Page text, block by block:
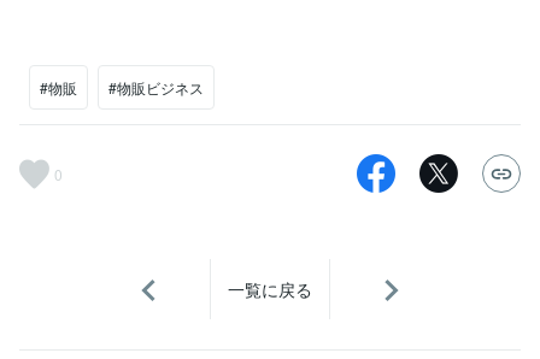
#物販 #物販ビジネス
0
一覧に戻る